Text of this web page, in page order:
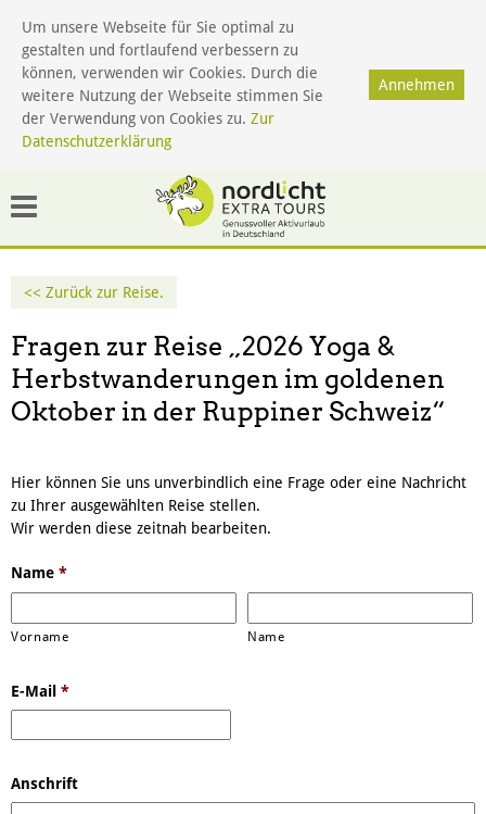
Menü
<< Zurück zur Reise.
Fragen zur Reise „2026 Yoga &
Herbstwanderungen im goldenen
Oktober in der Ruppiner Schweiz“
Hier können Sie uns unverbindlich eine Frage oder eine Nachricht
zu Ihrer ausgewählten Reise stellen.
Wir werden diese zeitnah bearbeiten.
Name *
Vorname Name
E-Mail *
Anschrift
Um unsere Webseite für Sie optimal zu
gestalten und fortlaufend verbessern zu
können, verwenden wir Cookies. Durch die
weitere Nutzung der Webseite stimmen Sie
der Verwendung von Cookies zu. Zur
Datenschutzerklärung
Annehmen